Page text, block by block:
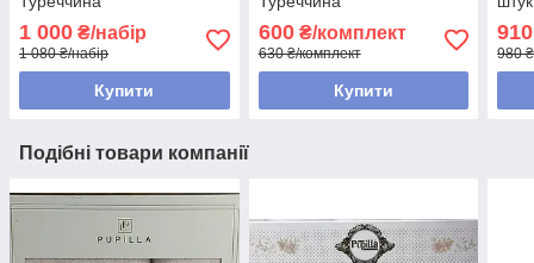
1 000 ₴/набір
1 080 ₴/набір
Купити
600₴/комплект
630 ₴/комплект
Купити
910
980
Подібні товари компанії